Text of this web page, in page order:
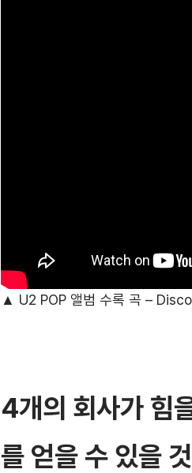
▲ U2 POP 앨범 수록 곡 –
4개의 회사가 힘
를 얻을 수 있을